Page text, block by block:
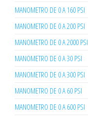
MANOMETRO DE 0 A 160 PSI
MANOMETRO DE 0 A 200 PSI
MANOMETRO DE 0 A 2000 PSI
MANOMETRO DE 0 A 30 PSI
MANOMETRO DE 0 A 300 PSI
MANOMETRO DE 0 A 60 PSI
MANOMETRO DE 0 A 600 PSI